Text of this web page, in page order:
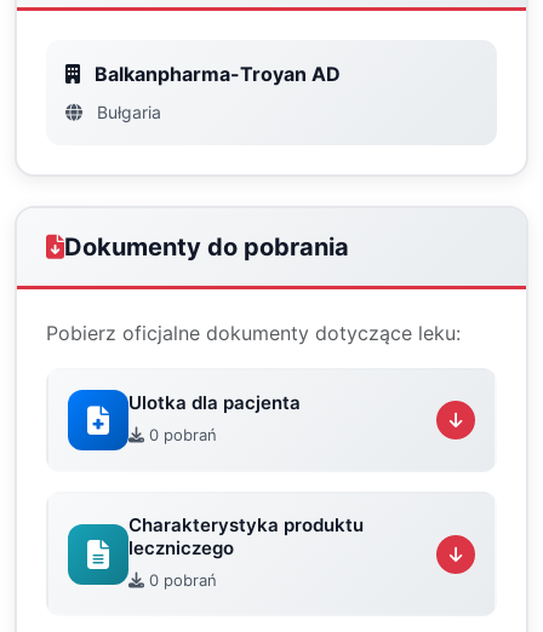
Balkanpharma-Troyan AD
Bułgaria
Dokumenty do pobrania
Pobierz oficjalne dokumenty dotyczące leku:
Ulotka dla pacjenta
0 pobrań
Charakterystyka produktu
leczniczego
0 pobrań